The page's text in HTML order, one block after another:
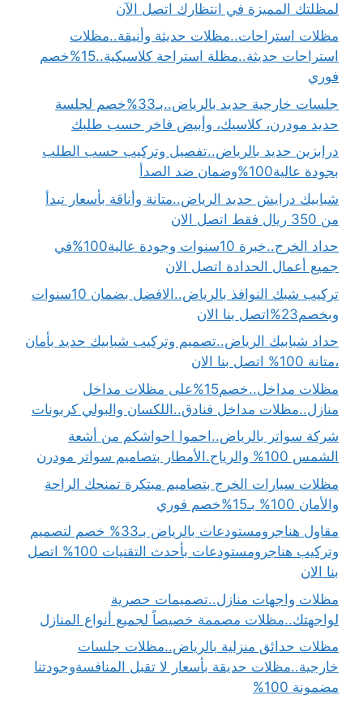
لمظلتك المميزة في انتظارك اتصل الآن
مظلات استراحات..مظلات حديثة وأنيقة..مظلات
استراحات حديثة..مظلة استراحة كلاسيكية..15%خصم
فوري
جلسات خارجية حديد بالرياض..بـ33%خصم لجلسة
حديد مودرن، كلاسيك، وأبيض فاخر حسب طلبك
درابزين حديد بالرياض..تفصيل وتركيب حسب الطلب
بجودة عالية100%وضمان ضد الصدأ
شبابيك درايش حديد الرياض..متانة وأناقة بأسعار تبدأ
من 350 ريال فقط اتصل الان
حداد الخرج..خبرة 10سنوات وجودة عالية100%في
جميع أعمال الحدادة اتصل الان
تركيب شبك النوافذ بالرياض..الافضل بضمان 10سنوات
وبخصم23%اتصل بنا الان
حداد شبابيك الرياض..تصميم وتركيب شبابيك حديد بأمان
،متانة 100% اتصل بنا الان
مظلات مداخل..خصم15%على مظلات مداخل
منازل..مظلات مداخل فنادق..اللكسان والبولي كربونات
شركة سواتر بالرياض..احموا احواشكم من أشعة
الشمس 100% والرياح.الأمطار بتصاميم سواتر مودرن
مظلات سيارات الخرج بتصاميم مبتكرة تمنحك الراحة
والأمان 100% بـ15%خصم فوري
مقاول هناجرومستودعات بالرياض بـ33% خصم لتصميم
وتركيب هناجرومستودعات بأحدث التقنيات 100% اتصل
بنا الان
مظلات واجهات منازل..تصميمات حصرية
لواجهتك..مظلات مصممة خصيصاً لجميع أنواع المنازل
مظلات حدائق منزلية بالرياض..مظلات جلسات
خارجية..مظلات حديقة بأسعار لا تقبل المنافسةوجودتنا
مضمونة 100%